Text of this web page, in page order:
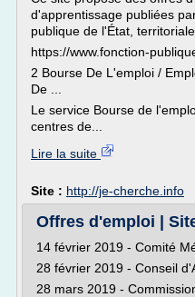
d'apprentissage publiées
publique de l'État,
https://www.fonction-
2 Bourse De L'emploi /
De ...
Le service Bourse de
centres de...
Lire la suite
Site : http://je-cherche.info
Offres d'emploi |
14 février 2019 - Comité
28 février 2019 - Conseil
28 mars 2019 -